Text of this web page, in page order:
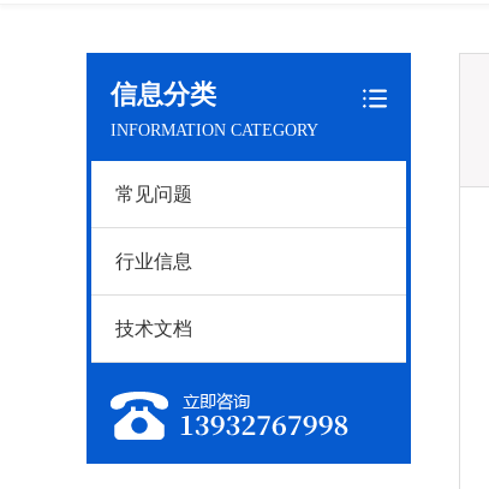
信息分类
INFORMATION CATEGORY
常见问题
行业信息
技术文档